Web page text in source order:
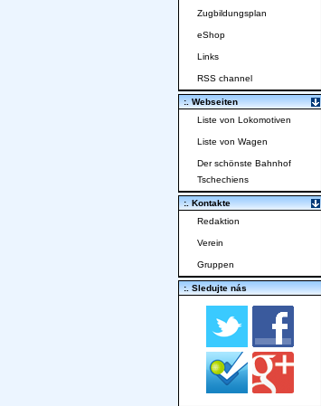
Zugbildungsplan
eShop
Links
RSS channel
:. Webseiten
Liste von Lokomotiven
Liste von Wagen
Der schönste Bahnhof
Tschechiens
:. Kontakte
Redaktion
Verein
Gruppen
:. Sledujte nás